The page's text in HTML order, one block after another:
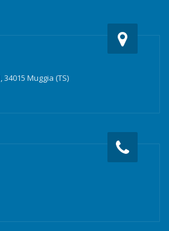
Muggia (TS)